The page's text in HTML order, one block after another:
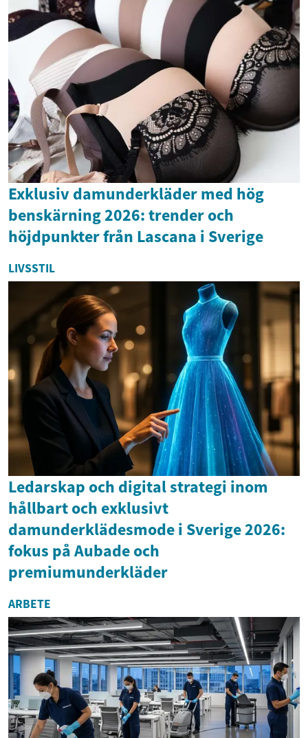
Exklusiv damunderkläder med hög
benskärning 2026: trender och
höjdpunkter från Lascana i Sverige
LIVSSTIL
Ledarskap och digital strategi inom
hållbart och exklusivt
damunderklädesmode i Sverige 2026:
fokus på Aubade och
premiumunderkläder
ARBETE